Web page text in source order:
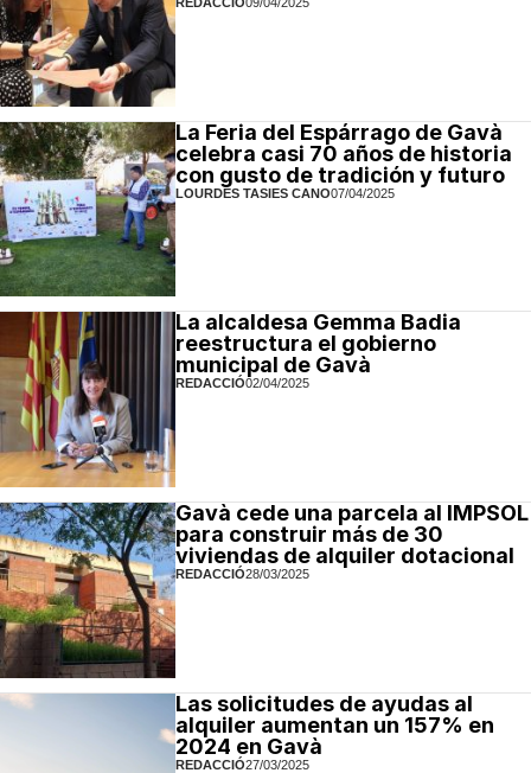
La Feria del Espárrago de Gavà
celebra casi 70 años de historia
con gusto de tradición y futuro
LOURDES TASIES CANO07/04/2025
La alcaldesa Gemma Badia
reestructura el gobierno
municipal de Gavà
REDACCIÓ02/04/2025
Gavà cede una parcela al IMPSOL
para construir más de 30
viviendas de alquiler dotacional
REDACCIÓ28/03/2025
Las solicitudes de ayudas al
alquiler aumentan un 157% en
2024 en Gavà
REDACCIÓ27/03/2025